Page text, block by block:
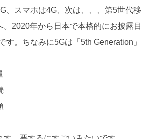
、スマホは4G、次は、、、第5世代移
。2020年から日本で本格的にお披露目
す。ちなみに5Gは「5th Generation」